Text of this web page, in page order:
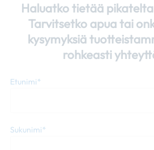
Haluatko tietää
Tarvitsetko apua tai
kysymyksiä
rohkeasti
Etunimi*
Sukunimi*